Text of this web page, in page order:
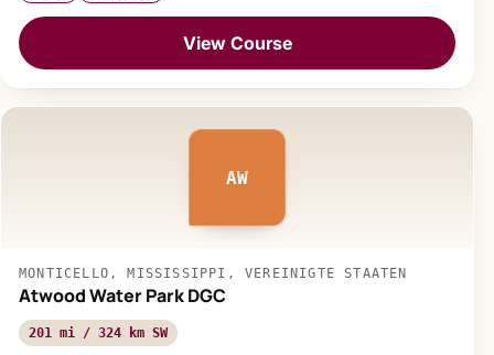
View Course
AW
MONTICELLO, MISSISSIPPI, VEREINIGTE STAATEN
Atwood Water Park DGC
201 mi / 324 km SW